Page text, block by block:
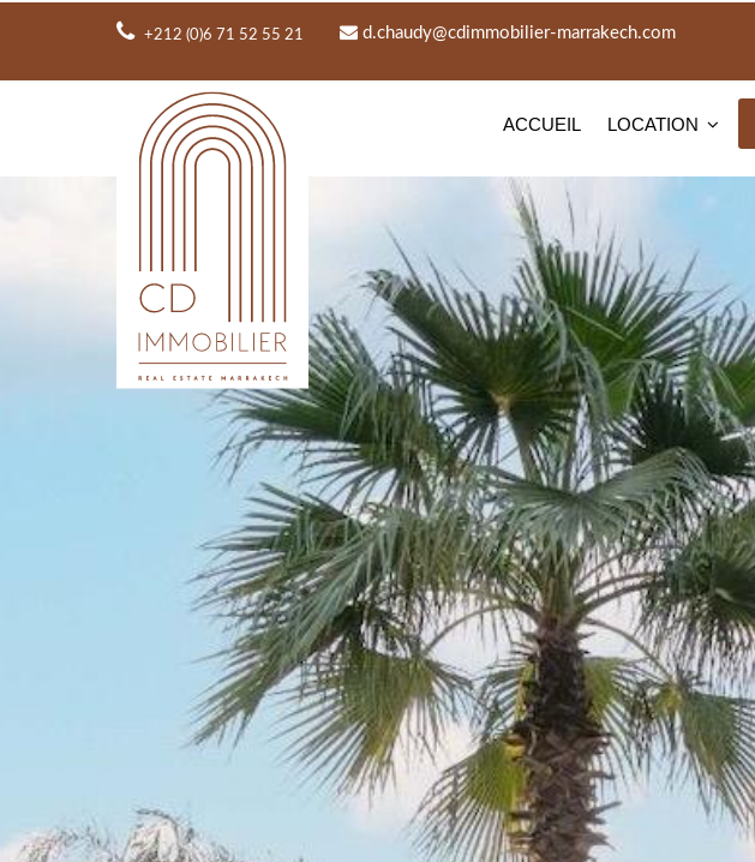
+212 (0)6 71 52 55 21 d.chaudy@cdimmobilier-marrakech.com
ACCUEIL LOCATION